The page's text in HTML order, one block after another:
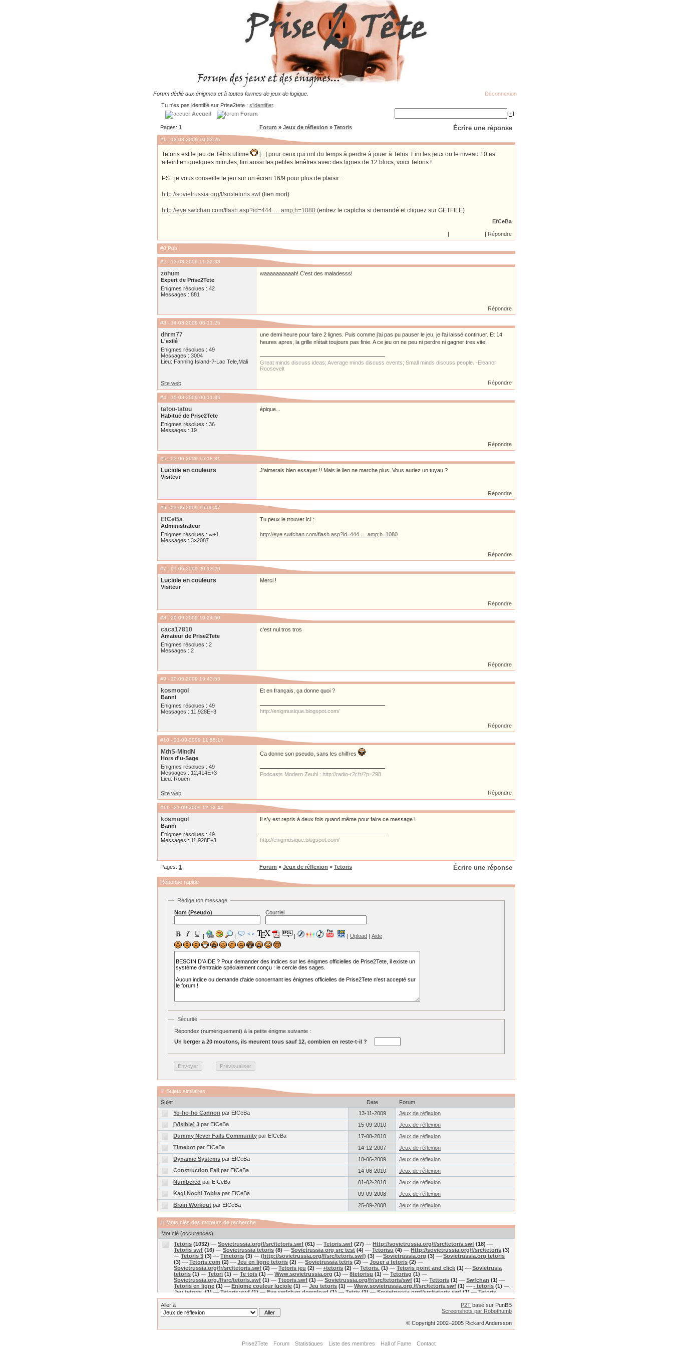
Forum dédié aux énigmes et à toutes formes de jeux de logique.
Déconnexion
Tu n'es pas identifié sur Prise2tete : s'identifier.
Accueil
Forum [+]
Pages: 1 Écrire une réponse
Forum » Jeux de réflexion » Tetoris
#1 - 13-03-2009 10:03:26
Tetoris est le jeu de Tétris ultime
[...] pour ceux qui ont du temps à perdre à jouer à Tetris. Fini les jeux ou le niveau 10 est
atteint en quelques minutes, fini aussi les petites fenêtres avec des lignes de 12 blocs, voici Tetoris !
PS : je vous conseille le jeu sur un écran 16/9 pour plus de plaisir...
http://sovietrussia.org/f/src/tetoris.swf(lien mort)
http://eye.swfchan.com/flash.asp?id=444 … amp;h=1080 (entrez le captcha si demandé et cliquez sur GETFILE)
EfCeBa
| | Répondre
#0 Pub
#2 - 13-03-2009 11:22:33
zohum
Expert de Prise2Tete
Enigmes résolues : 42
Messages : 881
waaaaaaaaaah! C'est des maladesss!
Répondre
#3 - 14-03-2009 06:11:26
dhrm77
L'exilé
Enigmes résolues : 49
Messages : 3004
Lieu: Fanning Island-?-Lac Tele,Mali
une demi heure pour faire 2 lignes. Puis comme j'ai pas pu pauser le jeu, je l'ai laissé continuer. Et 14
heures apres, la grille n'était toujours pas finie. A ce jeu on ne peu ni perdre ni gagner tres vite!
Great minds discuss ideas; Average minds discuss events; Small minds discuss people. -Eleanor
Roosevelt
Site web Répondre
#4 - 15-03-2009 00:11:35
tatou-tatou
Habitué de Prise2Tete
Enigmes résolues : 36
Messages : 19
épique...
Répondre
#5 - 03-06-2009 15:18:31
Luciole en couleurs
Visiteur
J'aimerais bien essayer !! Mais le lien ne marche plus. Vous auriez un tuyau ?
Répondre
#6 - 03-06-2009 16:06:47
EfCeBa
Administrateur
Enigmes résolues : ∞+1
Messages : 3×2087
Tu peux le trouver ici :
http://eye.swfchan.com/flash.asp?id=444 … amp;h=1080
Répondre
#7 - 07-06-2009 20:13:29
Luciole en couleurs
Visiteur
Merci !
Répondre
#8 - 20-09-2009 19:24:50
caca17810
Amateur de Prise2Tete
Enigmes résolues : 2
Messages : 2
c'est nul tros tros
Répondre
#9 - 20-09-2009 19:43:53
kosmogol
Banni
Enigmes résolues : 49
Messages : 11,928E+3
Et en français, ça donne quoi ?
http://enigmusique.blogspot.com/
Répondre
#10 - 21-09-2009 11:55:14
MthS-MlndN
Hors d'u-Sage
Enigmes résolues : 49
Messages : 12,414E+3
Lieu: Rouen
Ca donne son pseudo, sans les chiffres
Podcasts Modern Zeuhl : http://radio-r2r.fr/?p=298
Site web Répondre
#11 - 21-09-2009 12:12:44
kosmogol
Banni
Enigmes résolues : 49
Messages : 11,928E+3
Il s'y est repris à deux fois quand même pour faire ce message !
http://enigmusique.blogspot.com/
Écrire une réponse
Pages: 1 Forum » Jeux de réflexion » Tetoris
Réponse rapide
Rédige ton message
Nom (Pseudo)
Courriel
| | | | Upload | Aide
Sécurité
Répondez (numériquement) à la petite énigme suivante :
Un berger a 20 moutons, ils meurent tous sauf 12, combien en reste-t-il ?
Sujets similaires
Sujet
Date
Forum
Yo-ho-ho Cannon par EfCeBa 13-11-2009
Jeux de réflexion
[Visible] 3 par EfCeBa 15-09-2010
Jeux de réflexion
Dummy Never Fails Community par EfCeBa 17-08-2010
Jeux de réflexion
Timebot par EfCeBa 14-12-2007
Jeux de réflexion
Dynamic Systems par EfCeBa 18-06-2009
Jeux de réflexion
Construction Fall par EfCeBa 14-06-2010
Jeux de réflexion
Numbered par EfCeBa 01-02-2010
Jeux de réflexion
Kagi Nochi Tobira par EfCeBa 09-09-2008
Jeux de réflexion
Brain Workout par EfCeBa 25-09-2008 Jeux de réflexion
Mots clés des moteurs de recherche
Mot clé (occurences)
Tetoris (1032) —Sovietrussia.org/f/src/tetoris.swf (61) —Tetoris.swf (27) —Http://sovietrussia.org/f/src/tetoris.swf (18) —
Tetoris swf (16) —Sovietrussia tetoris (8) —Sovietrussia org src test (4) —Tetorisu (4) —Http://sovietrussia.org/f/src/tetoris (3)
—Tetoris 3 (3) —Tinetoris (3) —(http://sovietrussia.org/f/src/tetoris.swf) (3) —Sovietrussia.org (3) —Sovietrussia.org tetoris
(3) —Tetoris.com (2) —Jeu en ligne tetoris (2) —Sovietrussia tetris (2) —Jouer a tetoris (2) —
Sovietrussia.org/fr/src/tetoris.swf (2) —Tetoris jeu (2) —+tetoris (2) —Tetoris. (1) —Tetoris point and click (1) —Sovietrusia
tetoris (1) —Tetori (1) —Te tois (1) —Www.sovietrussia.org (1) —8tetorisu (1) —Tetorisg (1) —
Sovietrussia.org./f/src/tetoris.swf (1) —Tteoris.swf (1) —Sovietrussia.org/fr/src/tetoris/swf (1) —Tettoris (1) —Swfchan (1) —
Tetoris en ligne (1) —Enigme couleur luciole (1) —Jeu tetoris (1) —Www.sovietrussia.org./f/src/tetoris.swf (1) —- tetoris (1) —
Jeu tetoris. (1) —Tetoris:swf (1) —Eye.swfchan download (1) —Tetris (1) —Sovietrussia.orgf/src/tetoris.swf (1) —Tetoris
perso(1) —Jouer tetoris(1) —Corde a linge swf(1) —Sovietrusia.org(1) —Tetoris jouer(1) —Http://www.sovietrussia.org.-f-
src-tetoris.swf
Http://sovietrussia.org/fr/src/tetoris.swf(1) —
Sovietrussia.org/src/tetors.swf(1) —Jeux de tetiris
Aller à P2T basé sur PunBB
Screenshots par Robothumb
© Copyright 2002–2005 Rickard Andersson
Prise2Tete Forum Statistiques Liste des membres Hall of Fame Contact